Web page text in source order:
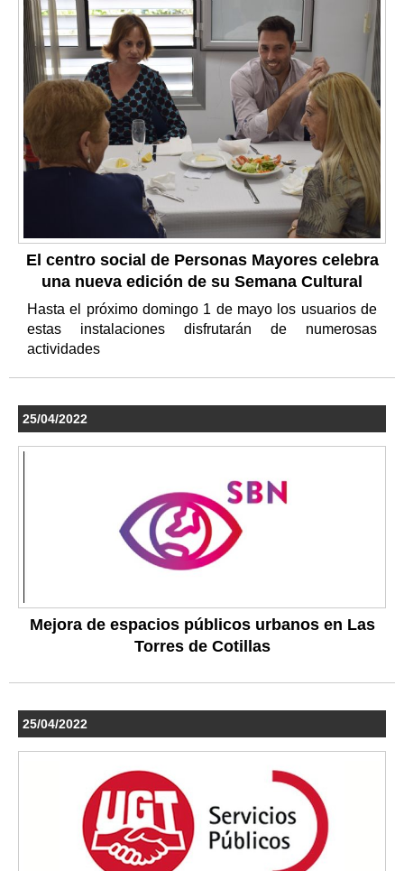
El centro social de Personas Mayores celebra
una nueva edición de su Semana Cultural
Hasta el próximo domingo 1 de mayo los usuarios de
estas instalaciones disfrutarán de numerosas
actividades
25/04/2022
Mejora de espacios públicos urbanos en Las
Torres de Cotillas
25/04/2022